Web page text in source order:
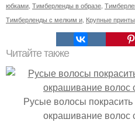
юбками Тимберленды в образе
Тимберленды с мелким и Крупные принты
Читайте также
Русые волосы
окрашивание волос